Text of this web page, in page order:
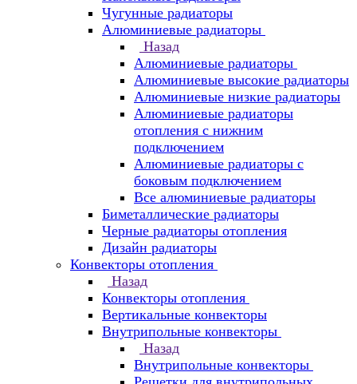
Чугунные радиаторы
Алюминиевые радиаторы
Назад
Алюминиевые радиаторы
Алюминиевые высокие радиаторы
Алюминиевые низкие радиаторы
Алюминиевые радиаторы
отопления с нижним
подключением
Алюминиевые радиаторы с
боковым подключением
Все алюминиевые радиаторы
Биметаллические радиаторы
Черные радиаторы отопления
Дизайн радиаторы
Конвекторы отопления
Назад
Конвекторы отопления
Вертикальные конвекторы
Внутрипольные конвекторы
Назад
Внутрипольные конвекторы